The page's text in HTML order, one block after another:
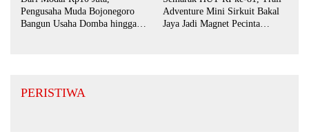
Pengusaha Muda Bojonegoro
Bangun Usaha Domba hingga
Adventure Mini Sirkuit Bakal
Jaya Jadi Magnet Pecinta
PERISTIWA